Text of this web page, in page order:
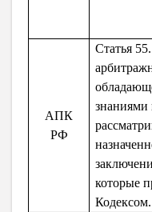
АПК
РФ
Статья
которые
Кодексом.